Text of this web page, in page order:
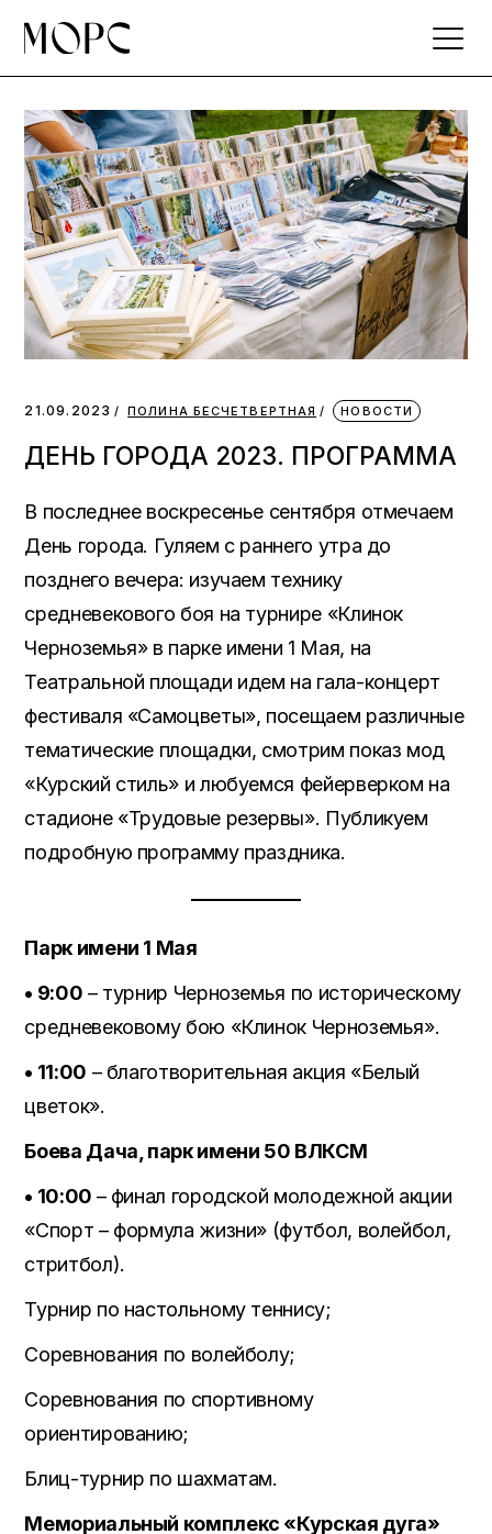
the
21.09.2023 ПОЛИНА БЕСЧЕТВЕРТНАЯ НОВОСТИ
ДЕНЬ ГОРОДА 2023. ПРОГРАММА
В последнее воскресенье сентября отмечаем
День города. Гуляем с раннего утра до
позднего вечера: изучаем технику
средневекового боя на турнире «Клинок
Черноземья» в парке имени 1 Мая, на
Театральной площади идем на гала-концерт
фестиваля «Самоцветы», посещаем различные
тематические площадки, смотрим показ мод
«Курский стиль» и любуемся фейерверком на
стадионе «Трудовые резервы». Публикуем
подробную программу праздника.
Парк имени 1 Мая
• 9:00 – турнир Черноземья по историческому
средневековому бою «Клинок Черноземья».
• 11:00 – благотворительная акция «Белый
цветок».
Боева Дача, парк имени 50 ВЛКСМ
• 10:00 – финал городской молодежной акции
«Спорт – формула жизни» (футбол, волейбол,
стритбол).
Турнир по настольному теннису;
Соревнования по волейболу;
Соревнования по спортивному
ориентированию;
Блиц-турнир по шахматам.
Мемориальный комплекс «Курская дуга»